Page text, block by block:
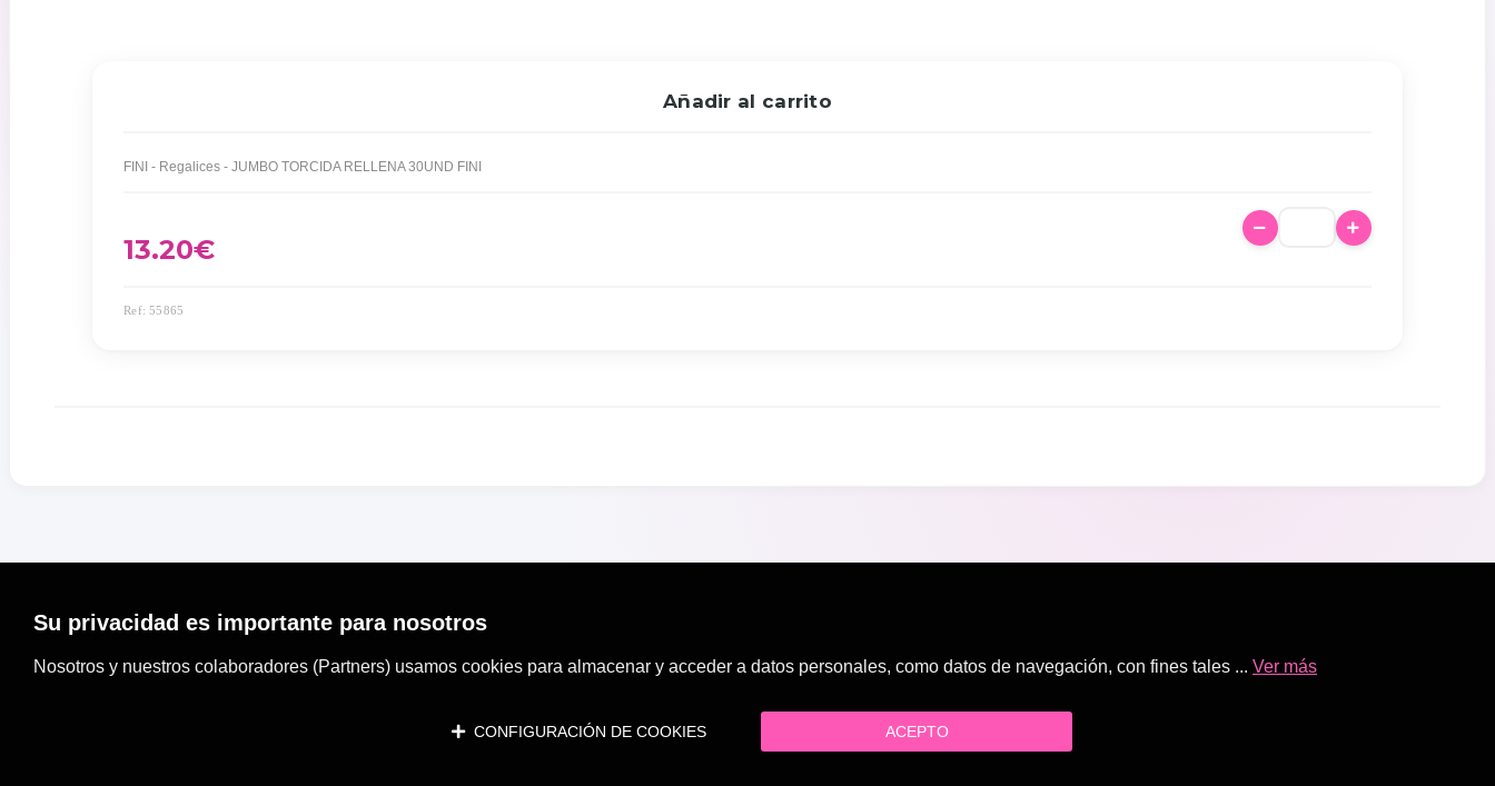
Añadir al carrito
FINI - Regalices - JUMBO TORCIDA RELLENA 30UND FINI
13.20€
Ref: 55865
Su privacidad es importante para nosotros
Nosotros y nuestros colaboradores (Partners) usamos cookies para almacenar y acceder a datos personales, como datos de navegación, con fines tales ... Ver más
CONFIGURACIÓN DE COOKIES ACEPTO